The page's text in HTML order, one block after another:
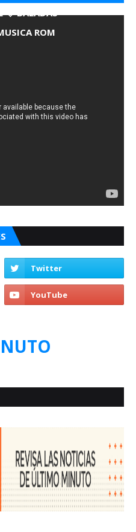
💘 BALADAS
ROM